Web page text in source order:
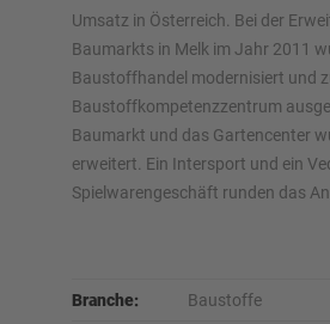
Umsatz in Österreich. Bei der
Baumarkts in Melk im Jahr 2011
Baustoffhandel modernisiert und
Baustoffkompetenzzentrum
Baumarkt und das Gartencenter
erweitert. Ein Intersport und ein
Spielwarengeschäft runden das
Branche: Baustoffe